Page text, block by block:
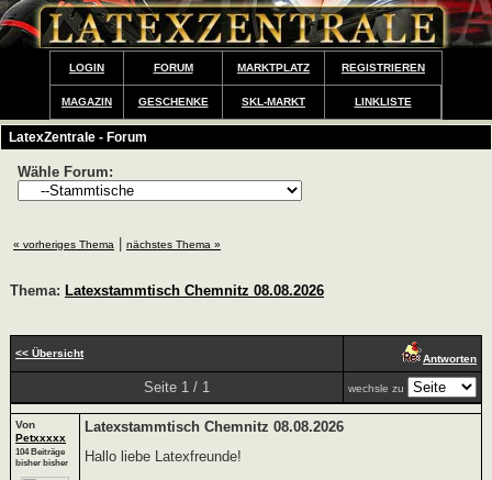
LOGIN FORUM MARKTPLATZ REGISTRIEREN
MAGAZIN GESCHENKE SKL-MARKT LINKLISTE
LatexZentrale - Forum
Wähle Forum:
« vorheriges Thema nächstes Thema »
Thema: Latexstammtisch Chemnitz 08.08.2026
<< Übersicht Antworten
Seite 1 / 1 wechsle zu
Von
Petxxxxx
104 Beiträge
bisher bisher
Latexstammtisch Chemnitz 08.08.2026
Hallo liebe Latexfreunde!